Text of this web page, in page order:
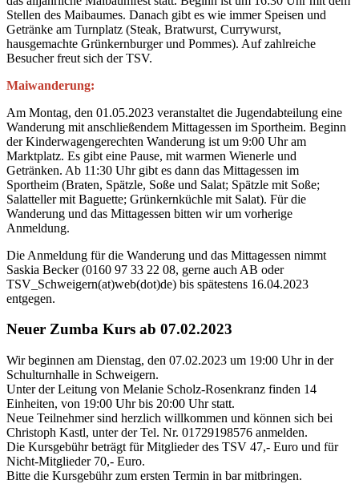
Stellen des Maibaumes. Danach gibt es wie immer Speisen und
Getränke am Turnplatz (Steak, Bratwurst, Currywurst,
hausgemachte Grünkernburger und Pommes). Auf zahlreiche
Besucher freut sich der TSV.
Maiwanderung:
Am Montag, den 01.05.2023 veranstaltet die Jugendabteilung eine
Wanderung mit anschließendem Mittagessen im Sportheim. Beginn
der Kinderwagengerechten Wanderung ist um 9:00 Uhr am
Marktplatz. Es gibt eine Pause, mit warmen Wienerle und
Getränken. Ab 11:30 Uhr gibt es dann das Mittagessen im
Sportheim (Braten, Spätzle, Soße und Salat; Spätzle mit Soße;
Salatteller mit Baguette; Grünkernküchle mit Salat). Für die
Wanderung und das Mittagessen bitten wir um vorherige
Anmeldung.
Die Anmeldung für die Wanderung und das Mittagessen nimmt
Saskia Becker (0160 97 33 22 08, gerne auch AB oder
TSV_Schweigern(at)web(dot)de) bis spätestens 16.04.2023
entgegen.
Neuer Zumba Kurs ab 07.02.2023
Wir beginnen am Dienstag, den 07.02.2023 um 19:00 Uhr in der
Schulturnhalle in Schweigern.
Unter der Leitung von Melanie Scholz-Rosenkranz finden 14
Einheiten, von 19:00 Uhr bis 20:00 Uhr statt.
Neue Teilnehmer sind herzlich willkommen und können sich bei
Christoph Kastl, unter der Tel. Nr. 01729198576 anmelden.
Die Kursgebühr beträgt für Mitglieder des TSV 47,- Euro und für
Nicht-Mitglieder 70,- Euro.
Bitte die Kursgebühr zum ersten Termin in bar mitbringen.